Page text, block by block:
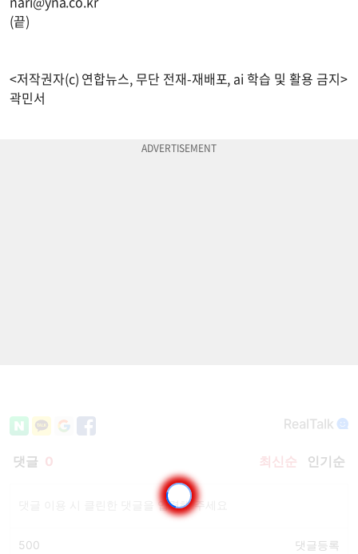
(끝)
<저작권자(c) 연합뉴스, 무단 전재-재배포, ai 학습 및 활용 금지>
곽민서